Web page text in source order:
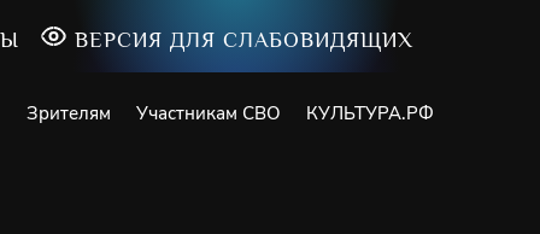
ВЕРСИЯ ДЛЯ СЛАБОВИДЯЩИХ
Зрителям Участникам СВО КУЛЬТУРА.РФ